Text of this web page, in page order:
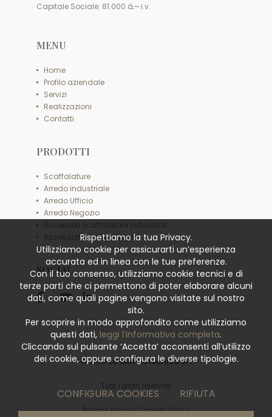
Capitale Sociale: 81.000 â‚¬ i.v.
MENU
Home
Profilo aziendale
Servizi
Realizzazioni
Contatti
PRODOTTI
Scaffalature
Arredo industriale
Arredo Ufficio
Arredo Negozio
Accessori scaffalature industriali
Accessori scaffali leggeri
SOCIAL
© 2026La Minciotecnica Srl
Tutti i diritti riservati
Privacy Policy|Cookies Policy
Rispettiamo la tua Privacy.
Utilizziamo cookie per assicurarti un’esperienza
accurata ed in linea con le tue preferenze.
Con il tuo consenso, utilizziamo cookie tecnici e di
terze parti che ci permettono di poter elaborare alcuni
dati, come quali pagine vengono visitate sul nostro
sito.
Per scoprire in modo approfondito come utilizziamo
questi dati, leggi l’informativa completa.
Cliccando sul pulsante ‘Accetta’ acconsenti all’utilizzo
dei cookie, oppure configura le diverse tipologie.
CONFIGURA COOKIES RIFIUTA